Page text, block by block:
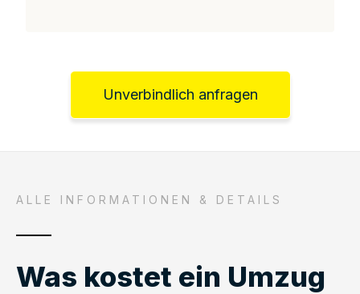
Unverbindlich anfragen
ALLE INFORMATIONEN & DETAILS
Was kostet ein Umzug